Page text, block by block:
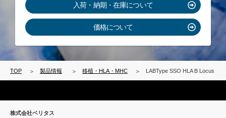
入荷・納期・在庫について
価格について
TOP 製品情報 移植・HLA・MHC LABType SSO HLA B Locus
株式会社ベリタス